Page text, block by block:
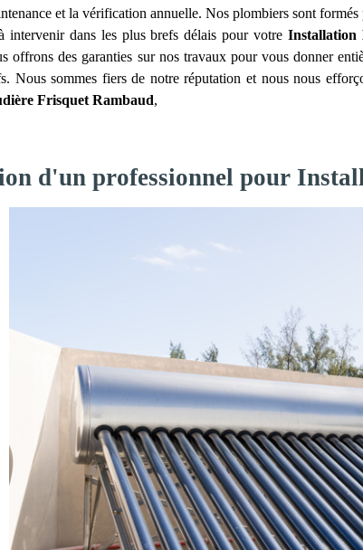
et la vérification annuelle. Nos plombiers sont
intervenir dans les plus brefs délais pour votreInstallation
offrons des garanties sur nos travaux pour vous donner
Nous sommes fiers de notre réputation et nous nous
Frisquet Rambaud,
d'un professionnel pour